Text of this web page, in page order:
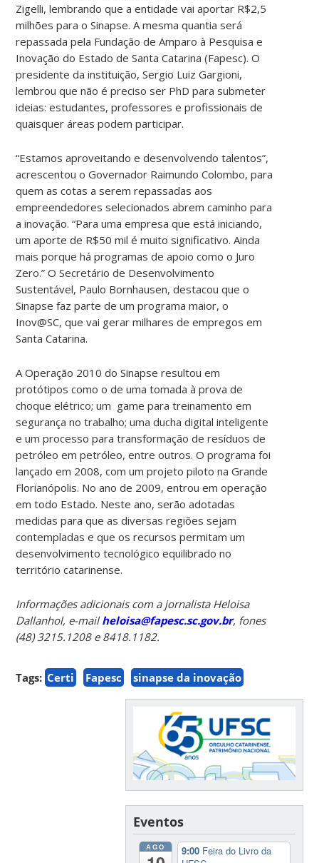
Zigelli, lembrando que a entidade vai aportar R$2,5
milhões para o Sinapse. A mesma quantia será
repassada pela Fundação de Amparo à Pesquisa e
Inovação do Estado de Santa Catarina (Fapesc). O
presidente da instituição, Sergio Luiz Gargioni,
lembrou que não é preciso ser PhD para submeter
ideias: estudantes, professores e profissionais de
quaisquer áreas podem participar.
“Estamos aproveitando e desenvolvendo talentos”,
acrescentou o Governador Raimundo Colombo, para
quem as cotas a serem repassadas aos
empreendedores selecionados abrem caminho para
a inovação. “Para uma empresa que está iniciando,
um aporte de R$50 mil é muito significativo. Ainda
mais porque há programas de apoio como o Juro
Zero.” O Secretário de Desenvolvimento
Sustentável, Paulo Bornhausen, destacou que o
Sinapse faz parte de um programa maior, o
Inov@SC, que vai gerar milhares de empregos em
Santa Catarina.
A Operação 2010 do Sinapse resultou em
protótipos como o de uma tomada à prova de
choque elétrico; um game para treinamento em
segurança no trabalho; uma ducha digital inteligente
e um processo para transformação de resíduos de
petróleo em petróleo, entre outros. O programa foi
lançado em 2008, com um projeto piloto na Grande
Florianópolis. No ano de 2009, entrou em operação
em todo Estado. Neste ano, serão adotadas
medidas para que as diversas regiões sejam
contempladas e que os recursos permitam um
desenvolvimento tecnológico equilibrado no
território catarinense.
Informações adicionais com a jornalista Heloisa
Dallanhol, e-mailheloisa@fapesc.sc.gov.br, fones
(48) 3215.1208 e 8418.1182.
Tags: Certi Fapesc sinapse da inovação
Eventos
AGO 9:00 Feira do Livro da